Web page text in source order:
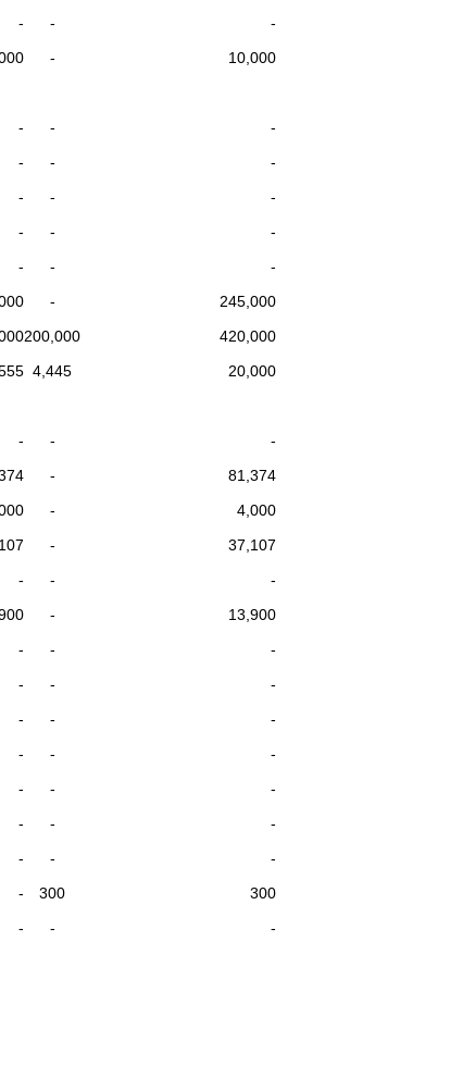
- -
-
-
10,000
- -
-
- -
-
- -
-
- -
-
- -
-
-
245,000
200,000
420,000
4,445
20,000
- -
-
-
81,374
-
4,000
-
37,107
- -
-
-
13,900
- -
-
- -
-
- -
-
- -
-
- -
-
- -
-
- -
-
- 300
300
- - -